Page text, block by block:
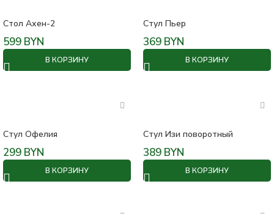
Стол Ахен-2
599 BYN
В КОРЗИНУ
Стул Пьер
369 BYN
В КОРЗИНУ
Стул Офелия
299 BYN
В КОРЗИНУ
Стул Изи поворотный
389 BYN
В КОРЗИНУ